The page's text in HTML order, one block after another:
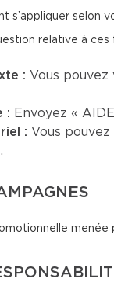
s’appliquer
relative à
: Vous
: Envoyez «
: Vous